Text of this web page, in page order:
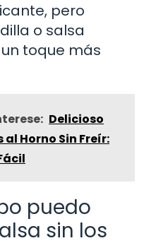
pero
o salsa
toque más
Delicioso
Horno Sin Freír:
puedo
sin los